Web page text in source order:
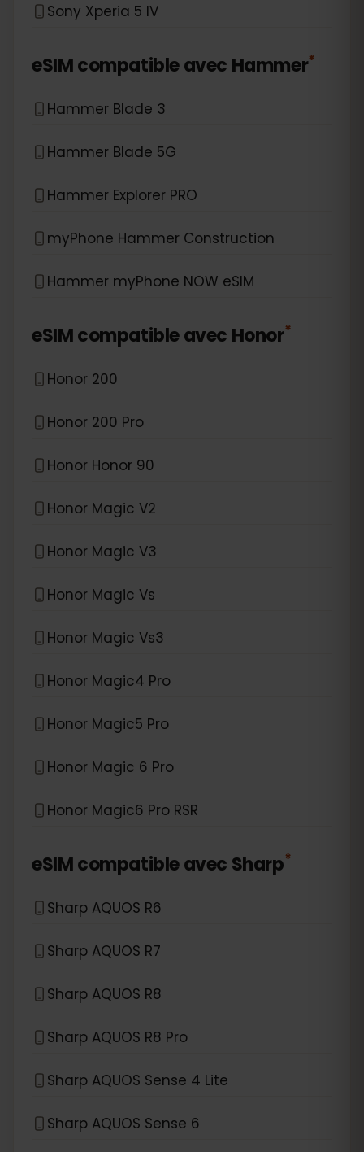
Sony Xperia 5 IV
eSIM compatible avec Hammer*
Hammer Blade 3
Hammer Blade 5G
Hammer Explorer PRO
myPhone Hammer Construction
Hammer myPhone NOW eSIM
eSIM compatible avec Honor*
Honor 200
Honor 200 Pro
Honor Honor 90
Honor Magic V2
Honor Magic V3
Honor Magic Vs
Honor Magic Vs3
Honor Magic4 Pro
Honor Magic5 Pro
Honor Magic 6 Pro
Honor Magic6 Pro RSR
eSIM compatible avec Sharp*
Sharp AQUOS R6
Sharp AQUOS R7
Sharp AQUOS R8
Sharp AQUOS R8 Pro
Sharp AQUOS Sense 4 Lite
Sharp AQUOS Sense 6